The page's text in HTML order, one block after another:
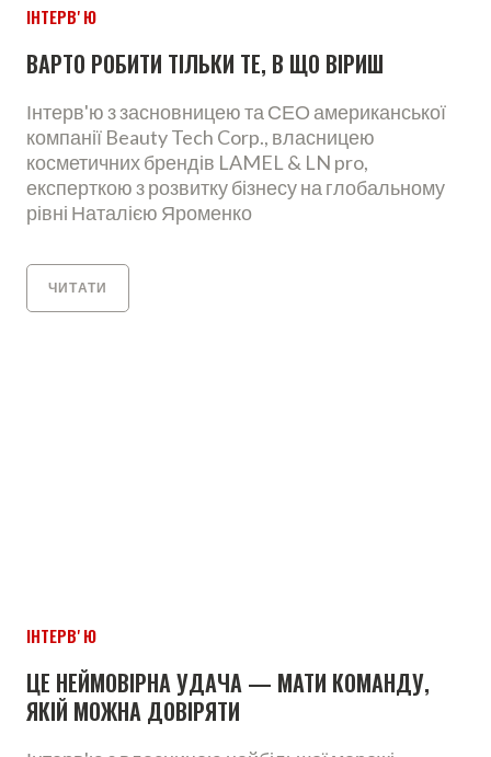
ІНТЕРВʼЮ
ВАРТО РОБИТИ ТІЛЬКИ ТЕ, В ЩО ВІРИШ
Інтерв'ю з засновницею та СЕО американської
компанії Beauty Tech Corp., власницею
косметичних брендів LAMEL & LN pro,
експерткою з розвитку бізнесу на глобальному
рівні Наталією Яроменко
ЧИТАТИ
ІНТЕРВʼЮ
ЦЕ НЕЙМОВІРНА УДАЧА — МАТИ КОМАНДУ,
ЯКІЙ МОЖНА ДОВІРЯТИ